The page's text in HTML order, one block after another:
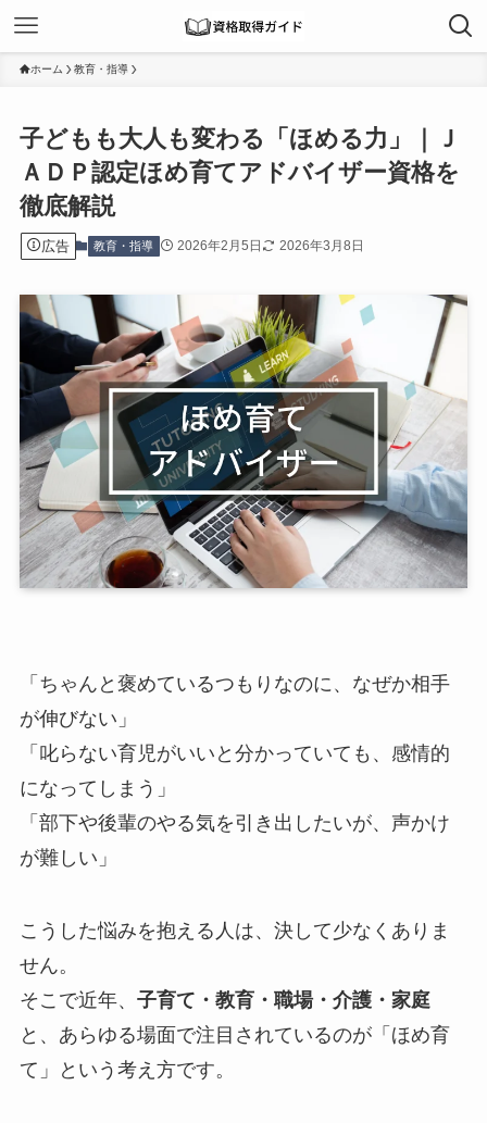
ホーム 教育・指導
子どもも大人も変わる「ほめる力」｜Ｊ
ＡＤＰ認定ほめ育てアドバイザー資格を
徹底解説
広告 教育・指導 2026年2月5日 2026年3月8日
「ちゃんと褒めているつもりなのに、なぜか相手
が伸びない」
「叱らない育児がいいと分かっていても、感情的
になってしまう」
「部下や後輩のやる気を引き出したいが、声かけ
が難しい」
こうした悩みを抱える人は、決して少なくありま
せん。
そこで近年、 子育て・教育・職場・介護・家庭
と、あらゆる場面で注目されているのが「ほめ育
て」という考え方です。